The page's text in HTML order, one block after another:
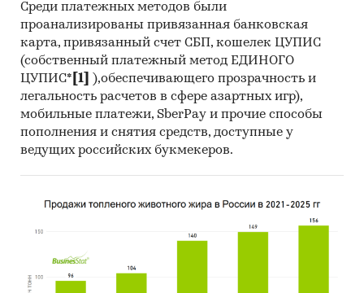
Печатные и электронные деловые и
специализированные издания,
аналитические обзоры.
Ресурсы сети Интернет в России и мире.
Экспертные опросы.
Материалы участников отечественного и
мирового рынков.
консалтинговых агентств.
Материалы отраслевых учреждений и базы
данных.
Результаты ценовых мониторингов.
Среди платежных методов были
проанализированы привязанная банковская
карта, привязанный счет СБП, кошелек ЦУПИС
(собственный платежный метод ЕДИНОГО
ЦУПИС* [1]
),обеспечивающего прозрачность и
легальность расчетов в сфере азартных игр),
мобильные платежи, SberPay и прочие способы
пополнения и снятия средств, доступные у
ведущих российских букмекеров.